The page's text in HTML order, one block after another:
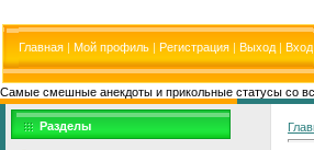
Главная | Мой профиль | Регистрация | Выход | Вход
Самые смешные анекдоты и прикольные статусы со
Разделы